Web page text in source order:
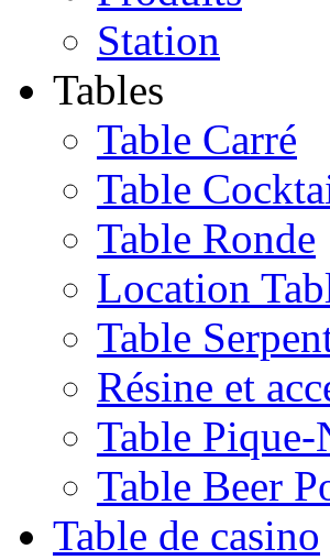
Station
Tables
Table Carré
Table
Table Ronde
Location
Table
Résine et
Table Pique-
Table Beer
Table de casino